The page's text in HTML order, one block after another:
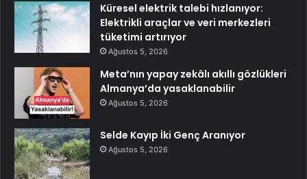
Küresel elektrik talebi hızlanıyor:
Elektrikli araçlar ve veri merkezleri
tüketimi artırıyor
Ağustos 5, 2026
Meta’nın yapay zekâlı akıllı gözlükleri
Almanya’da yasaklanabilir
Ağustos 5, 2026
Selde Kayıp İki Genç Aranıyor
Ağustos 5, 2026